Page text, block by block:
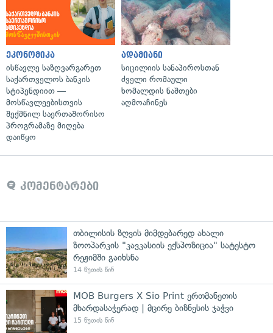
ეკონომიკა
ისწავლე საზღვარგარეთ
საქართველოს ბანკის
სტიპენდიით —
მოსწავლეებისთვის
შექმნილ საერთაშორისო
პროგრამაზე მიღება
დაიწყო
ადამიანი
სიცილიის სანაპიროსთან
ძველი რომაული
ხომალდის ნაშთები
აღმოაჩინეს
კომენტარები
თბილისის ზღვის მიმდებარედ ახალი
ზოოპარკის "კავკასიის ექსპოზიცია" სატესტო
რეჟიმში გაიხსნა
14 წუთის წინ
MOB Burgers X Sio Print ერთმანეთის
მხარდასაჭერად | მცირე ბიზნესის ჯაჭვი
15 წუთის წინ